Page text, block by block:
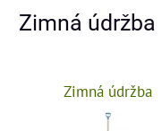
Zimná údržba
Zimná údržba